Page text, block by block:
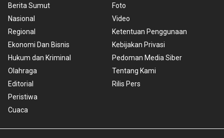
Berita Sumut
Nasional
Regional
Ekonomi Dan Bisnis
Hukum dan Kriminal
Olahraga
Editorial
Peristiwa
Cuaca
Foto
Video
Ketentuan Penggunaan
Kebijakan Privasi
Pedoman Media Siber
Tentang Kami
Rilis Pers